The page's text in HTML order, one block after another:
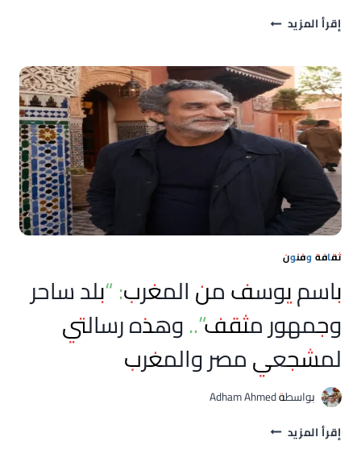
إقرأ المزيد 📜
أنوال:
حين
هزم
الريفيون
إسبانيا
وأسقطوا
12
جندي
في
20
يوماثقافة وفنون
باسم يوسف من المغرب: “بلد ساحر
وجمهور مثقف”.. وهذه رسالتي
لمشجعي مصر والمغرب
بواسطةAdham Ahmed
إقرأ المزيد باسم